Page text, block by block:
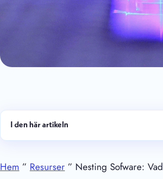
I den här artikeln
Hem ” Resurser ” Nesting Sofware: